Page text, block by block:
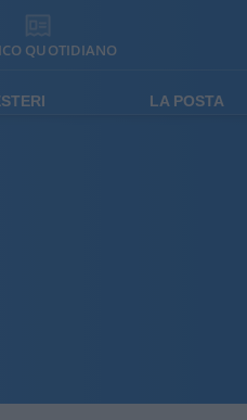
QUOTIDIANO
LA POSTA